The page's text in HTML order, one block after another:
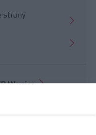
strony
Węgier